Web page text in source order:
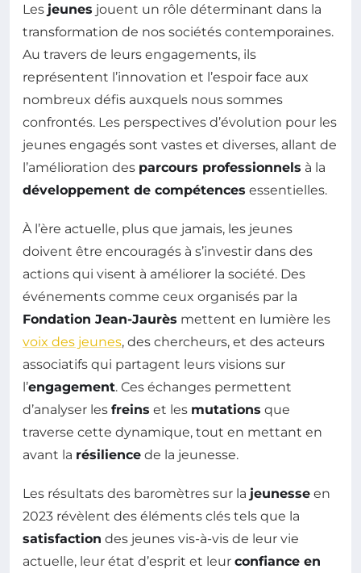
Les jeunes jouent un rôle déterminant dans la
transformation de nos sociétés contemporaines.
Au travers de leurs engagements, ils
représentent l’innovation et l’espoir face aux
nombreux défis auxquels nous sommes
confrontés. Les perspectives d’évolution pour les
jeunes engagés sont vastes et diverses, allant de
l’amélioration des parcours professionnels à la
développement de compétences essentielles.
À l’ère actuelle, plus que jamais, les jeunes
doivent être encouragés à s’investir dans des
actions qui visent à améliorer la société. Des
événements comme ceux organisés par la
Fondation Jean-Jaurès mettent en lumière les
voix des jeunes, des chercheurs, et des acteurs
associatifs qui partagent leurs visions sur
l’engagement. Ces échanges permettent
d’analyser les freins et les mutations que
traverse cette dynamique, tout en mettant en
avant la résilience de la jeunesse.
Les résultats des baromètres sur la jeunesse en
2023 révèlent des éléments clés tels que la
satisfaction des jeunes vis-à-vis de leur vie
actuelle, leur état d’esprit et leur confiance en